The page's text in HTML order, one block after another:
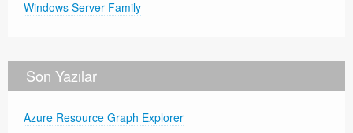
Windows Server Family
Son Yazılar
Azure Resource Graph Explorer